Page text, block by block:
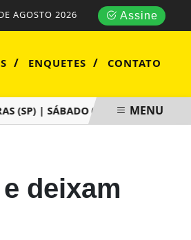
Assine
AGOSTO 2026
/ ENQUETES / CONTATO
| SÁBADO (08/08) POLÍCIA
MENU
deixam